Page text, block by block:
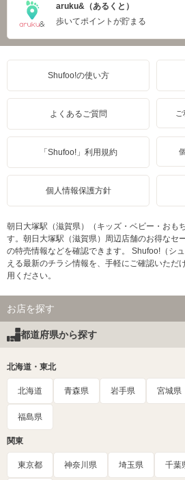
aruku&（あるくと）
歩いてポイントが貯まる
Shufoo!の使い方
よくあるご質問
「Shufoo!」利用規約
個人情報保護方針
朝日大塚駅（滋賀県）（キッズ・ベビー・おも
す。朝日大塚駅（滋賀県）周辺店舗のお得なセ
の特売情報などを確認できます。 Shufoo!（シ
える最新のチラシ情報を、手軽にご確認いただ
用ください。
お店を探す
都道府県から探す
北海道・東北
北海道 青森県 岩手県 宮城県
福島県
関東
東京都 神奈川県 埼玉県 千葉